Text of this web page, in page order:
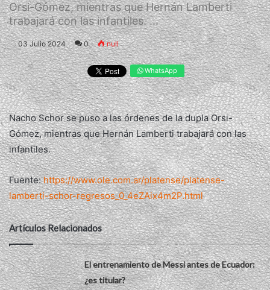
Orsi-Gómez, mientras que Hernán Lamberti
trabajará con las infantiles. ...
03 Julio 2024 0 null
WhatsApp
Nacho Schor se puso a las órdenes de la dupla Orsi-
Gómez, mientras que Hernán Lamberti trabajará con las
infantiles.
Fuente:https://www.ole.com.ar/platense/platense-
lamberti-schor-regresos_0_4eZAix4m2P.html
Artículos Relacionados
El entrenamiento de Messi antes de Ecuador:
¿es titular?